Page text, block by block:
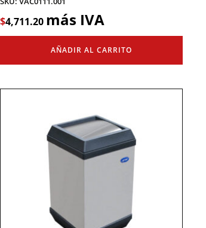
$4,711.20 más IVA
AÑADIR AL CARRITO